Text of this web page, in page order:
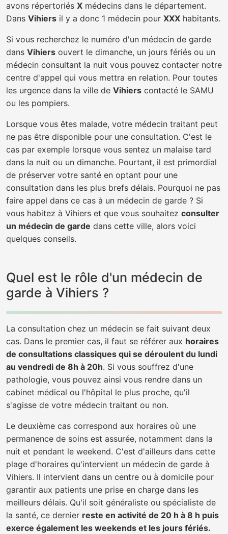
avons répertoriés X médecins dans le département.
Dans Vihiers il y a donc 1 médecin pour XXX habitants.
Si vous recherchez le numéro d'un médecin de garde
dans Vihiers ouvert le dimanche, un jours fériés ou un
médecin consultant la nuit vous pouvez contacter notre
centre d'appel qui vous mettra en relation. Pour toutes
les urgence dans la ville de Vihiers contacté le SAMU
ou les pompiers.
Lorsque vous êtes malade, votre médecin traitant peut
ne pas être disponible pour une consultation. C'est le
cas par exemple lorsque vous sentez un malaise tard
dans la nuit ou un dimanche. Pourtant, il est primordial
de préserver votre santé en optant pour une
consultation dans les plus brefs délais. Pourquoi ne pas
faire appel dans ce cas à un médecin de garde ? Si
vous habitez à Vihiers et que vous souhaitez consulter
un médecin de garde dans cette ville, alors voici
quelques conseils.
Quel est le rôle d'un médecin de
garde à Vihiers ?
La consultation chez un médecin se fait suivant deux
cas. Dans le premier cas, il faut se référer aux horaires
de consultations classiques qui se déroulent du lundi
au vendredi de 8h à 20h. Si vous souffrez d'une
pathologie, vous pouvez ainsi vous rendre dans un
cabinet médical ou l'hôpital le plus proche, qu'il
s'agisse de votre médecin traitant ou non.
Le deuxième cas correspond aux horaires où une
permanence de soins est assurée, notamment dans la
nuit et pendant le weekend. C'est d'ailleurs dans cette
plage d'horaires qu'intervient un médecin de garde à
Vihiers. Il intervient dans un centre ou à domicile pour
garantir aux patients une prise en charge dans les
meilleurs délais. Qu'il soit généraliste ou spécialiste de
la santé, ce dernier reste en activité de 20 h à 8 h puis
exerce également les weekends et les jours fériés.